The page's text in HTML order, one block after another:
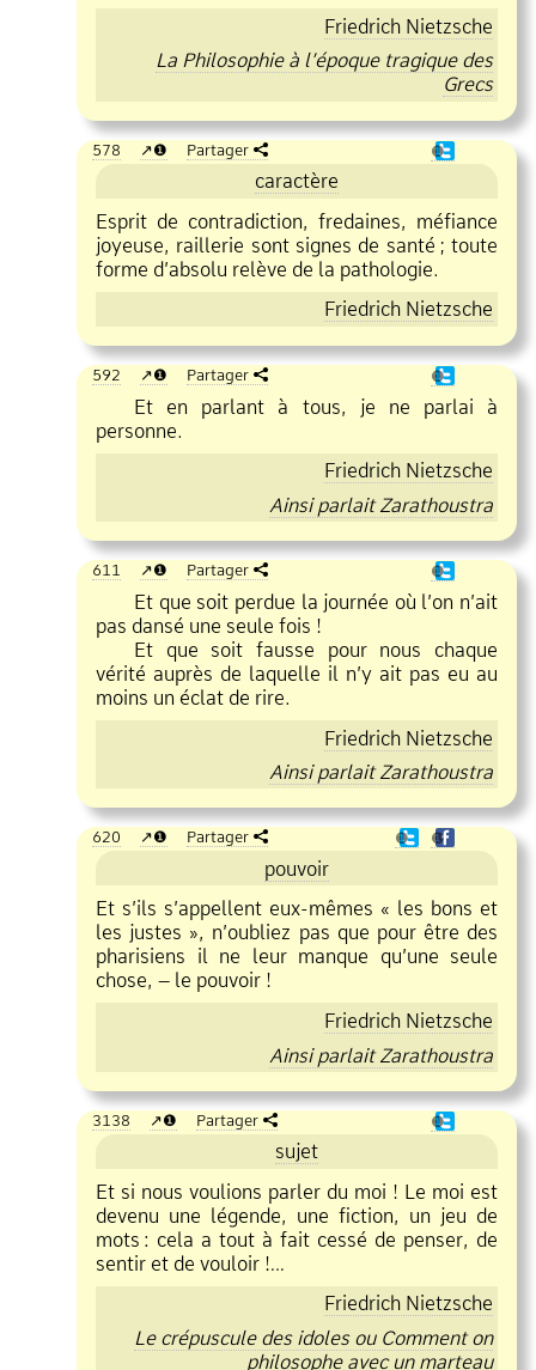
Friedrich Nietzsche
La Philosophie à l’époque tragique des
Grecs
578 ❶ Partager ❶
caractère
Esprit de contradiction, fredaines, méfiance
joyeuse, raillerie sont signes de santé ; toute
forme d’absolu relève de la pathologie.
Friedrich Nietzsche
592 ❶ Partager ❶
Et en parlant à tous, je ne parlai à
personne.
Friedrich Nietzsche
Ainsi parlait Zarathoustra
611 ❶ Partager ❶
Et que soit perdue la journée où l’on n’ait
pas dansé une seule fois !
Et que soit fausse pour nous chaque
vérité auprès de laquelle il n’y ait pas eu au
moins un éclat de rire.
Friedrich Nietzsche
Ainsi parlait Zarathoustra
620 ❶ Partager ❶ ❶
pouvoir
Et s’ils s’appellent eux mêmes « les bons et
les justes », n’oubliez pas que pour être des
pharisiens il ne leur manque qu’une seule
chose, – le pouvoir !
Friedrich Nietzsche
Ainsi parlait Zarathoustra
3138 ❶ Partager ❶
sujet
Et si nous voulions parler du moi ! Le moi est
devenu une légende, une fiction, un jeu de
mots : cela a tout à fait cessé de penser, de
sentir et de vouloir !…
Friedrich Nietzsche
Le crépuscule des idoles ou Comment on
philosophe avec un marteau